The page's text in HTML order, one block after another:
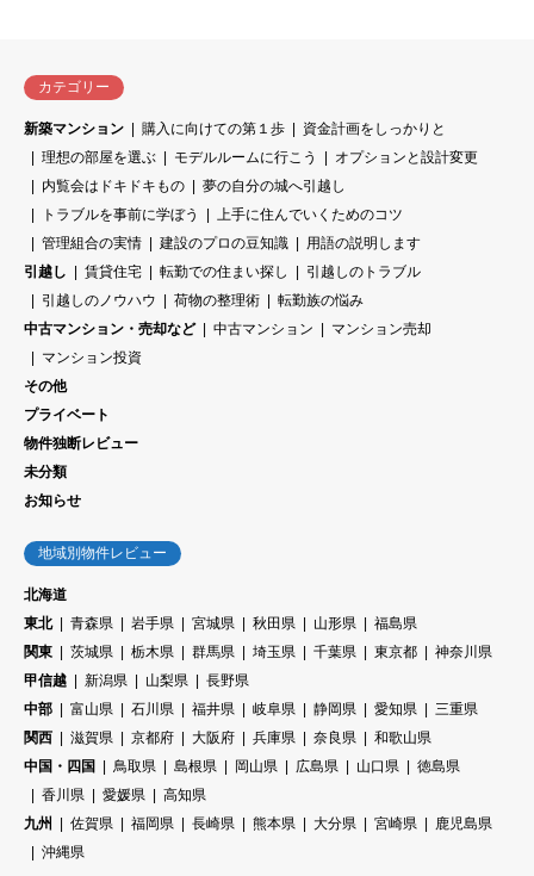
カテゴリー
新築マンション 購入に向けての第１歩
資金計画をしっかりと
理想の部屋を選ぶ
モデルルームに行こう
オプションと設計変更
内覧会はドキドキもの
夢の自分の城へ引越し
トラブルを事前に学ぼう
上手に住んでいくためのコツ
管理組合の実情
建設のプロの豆知識
用語の説明します
引越し
賃貸住宅 転勤での住まい探し
引越しのトラブル
引越しのノウハウ
荷物の整理術
転勤族の悩み
中古マンション・売却など
中古マンション
マンション売却
マンション投資
その他
プライベート
物件独断レビュー
未分類
お知らせ
地域別物件レビュー
北海道
東北
青森県 岩手県 宮城県 秋田県 山形県
福島県
関東
茨城県 栃木県 群馬県 埼玉県 千葉県 東京都
神奈川県
甲信越
新潟県 山梨県
長野県
中部
富山県 石川県 福井県 岐阜県 静岡県 愛知県
三重県
関西
滋賀県 京都府 大阪府 兵庫県 奈良県
和歌山県
中国・四国
鳥取県 島根県 岡山県 広島県 山口県
徳島県
香川県
愛媛県
高知県
九州
佐賀県 福岡県 長崎県 熊本県 大分県 宮崎県
鹿児島県
沖縄県